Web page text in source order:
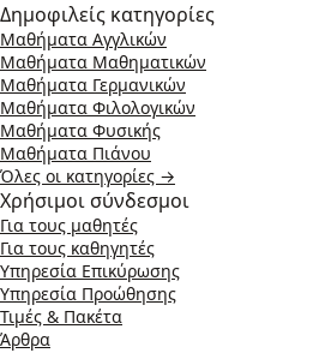
Δημοφιλείς κατηγορίες
Μαθήματα Αγγλικών
Μαθήματα Μαθηματικών
Μαθήματα Γερμανικών
Μαθήματα Φιλολογικών
Μαθήματα Φυσικής
Μαθήματα Πιάνου
Όλες οι κατηγορίες →
Χρήσιμοι σύνδεσμοι
Για τους μαθητές
Για τους καθηγητές
Υπηρεσία Επικύρωσης
Υπηρεσία Προώθησης
Τιμές & Πακέτα
Άρθρα